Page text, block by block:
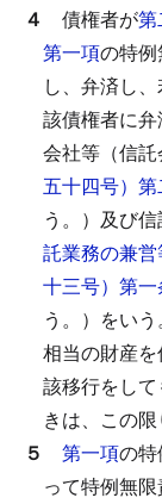
４ 債権者が第
第一項の特
し、弁済し
該債権者に
会社等（信託
五十四号）
う。）及び
託業務の兼
十三号）第
う。）をいう。
相当の財産を
該移行をし
きは、この限
５ 第一項の
って特例無